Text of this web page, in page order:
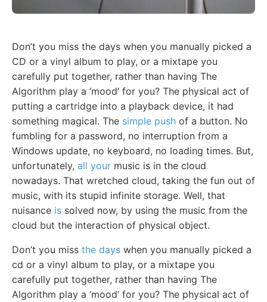
Don’t you miss the days when you manually picked a
CD or a vinyl album to play, or a mixtape you
carefully put together, rather than having The
Algorithm play a ‘mood’ for you? The physical act of
putting a cartridge into a playback device, it had
something magical. The simple push of a button. No
fumbling for a password, no interruption from a
Windows update, no keyboard, no loading times. But,
unfortunately, all your music is in the cloud
nowadays. That wretched cloud, taking the fun out of
music, with its stupid infinite storage. Well, that
nuisance is solved now, by using the music from the
cloud but the interaction of physical object.
Don’t you miss the days when you manually picked a
cd or a vinyl album to play, or a mixtape you
carefully put together, rather than having The
Algorithm play a ‘mood’ for you? The physical act of